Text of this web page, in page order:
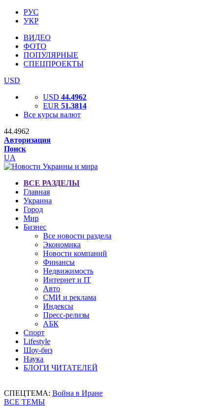
РУС
УКР
ВИДЕО
ФОТО
ПОПУЛЯРНЫЕ
СПЕЦПРОЕКТЫ
USD
USD 44.4962
EUR 51.3814
Все курсы валют
44.4962
Авторизация
Поиск
UA
ВСЕ РАЗДЕЛЫ
Главная
Украина
Город
Мир
Бизнес
Все новости раздела
Экономика
Новости компаний
Финансы
Недвижимость
Интернет и IT
Авто
СМИ и реклама
Индексы
Пресс-релизы
АБК
Спорт
Lifestyle
Шоу-биз
Наука
БЛОГИ ЧИТАТЕЛЕЙ
СПЕЦТЕМА: Война в Иране
ВСЕ ТЕМЫ